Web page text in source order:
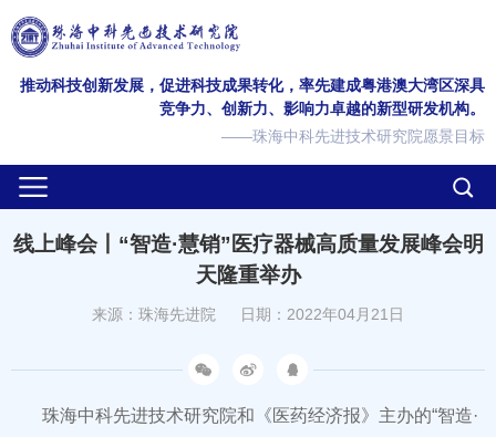
推动科技创新发展，促进科技成果转化，率先建成粤港澳大湾区深具
竞争力、创新力、影响力卓越的新型研发机构。
——珠海中科先进技术研究院愿景目标
线上峰会丨“智造·慧销”医疗器械高质量发展峰会明
天隆重举办
来源：珠海先进院 日期：2022年04月21日
珠海中科先进技术研究院和《医药经济报》主办的“智造·